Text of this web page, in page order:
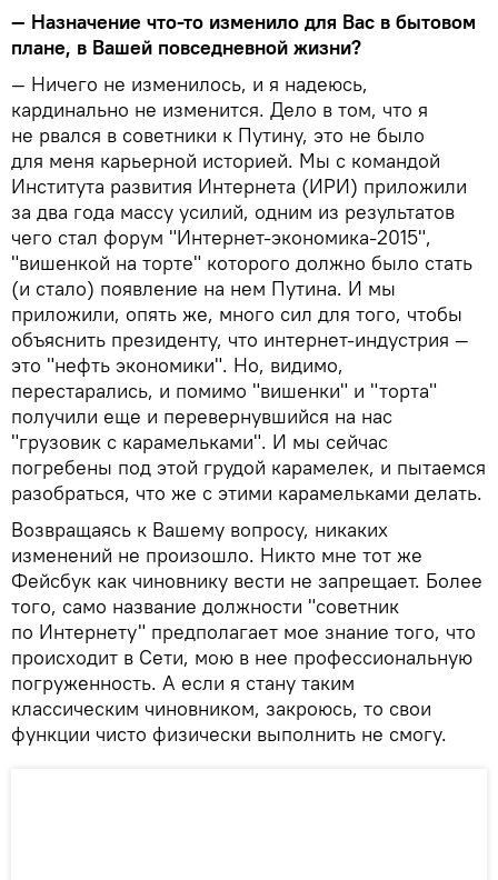
— Назначение что-то изменило для Вас в бытовом
плане, в Вашей повседневной жизни?
— Ничего не изменилось, и я надеюсь,
кардинально не изменится. Дело в том, что я
не рвался в советники к Путину, это не было
для меня карьерной историей. Мы с командой
Института развития Интернета (ИРИ) приложили
за два года массу усилий, одним из результатов
чего стал форум "Интернет-экономика-2015",
"вишенкой на торте" которого должно было стать
(и стало) появление на нем Путина. И мы
приложили, опять же, много сил для того, чтобы
объяснить президенту, что интернет-индустрия —
это "нефть экономики". Но, видимо,
перестарались, и помимо "вишенки" и "торта"
получили еще и перевернувшийся на нас
"грузовик с карамельками". И мы сейчас
погребены под этой грудой карамелек, и пытаемся
разобраться, что же с этими карамельками делать.
Возвращаясь к Вашему вопросу, никаких
изменений не произошло. Никто мне тот же
Фейсбук как чиновнику вести не запрещает. Более
того, само название должности "советник
по Интернету" предполагает мое знание того, что
происходит в Сети, мою в нее профессиональную
погруженность. А если я стану таким
классическим чиновником, закроюсь, то свои
функции чисто физически выполнить не смогу.